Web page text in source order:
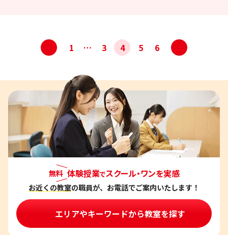
1 … 3 4 5 6
無料 体験授業でスクール・ワンを実感
お近くの教室の職員が、お電話でご案内いたします！
エリアやキーワードから教室を探す